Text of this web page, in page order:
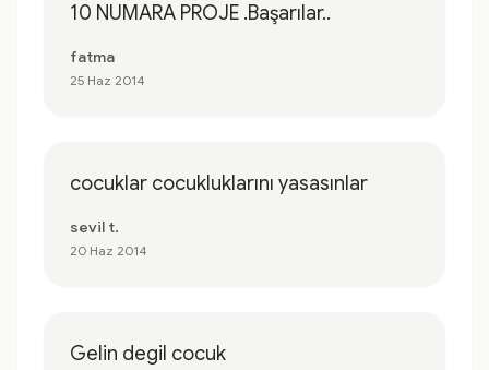
10 NUMARA PROJE .Başarılar..
fatma
25 Haz 2014
cocuklar cocukluklarını yasasınlar
sevil t.
20 Haz 2014
Gelin degil cocuk